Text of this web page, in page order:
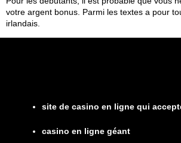
votre argent bonus. Parmi les textes a pour
irlandais.
site de casino en ligne qui
casino en ligne géant